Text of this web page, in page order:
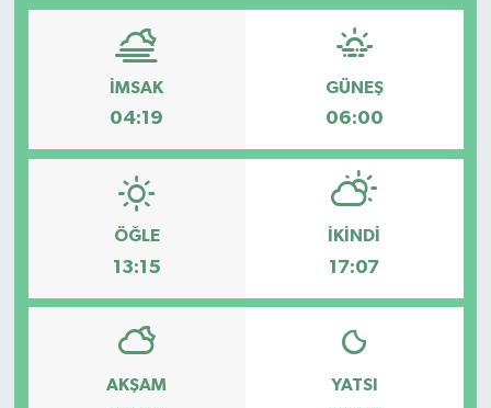
İMSAK
04:19
GÜNEŞ
06:00
ÖĞLE
13:15
İKINDI
17:07
AKŞAM YATSI